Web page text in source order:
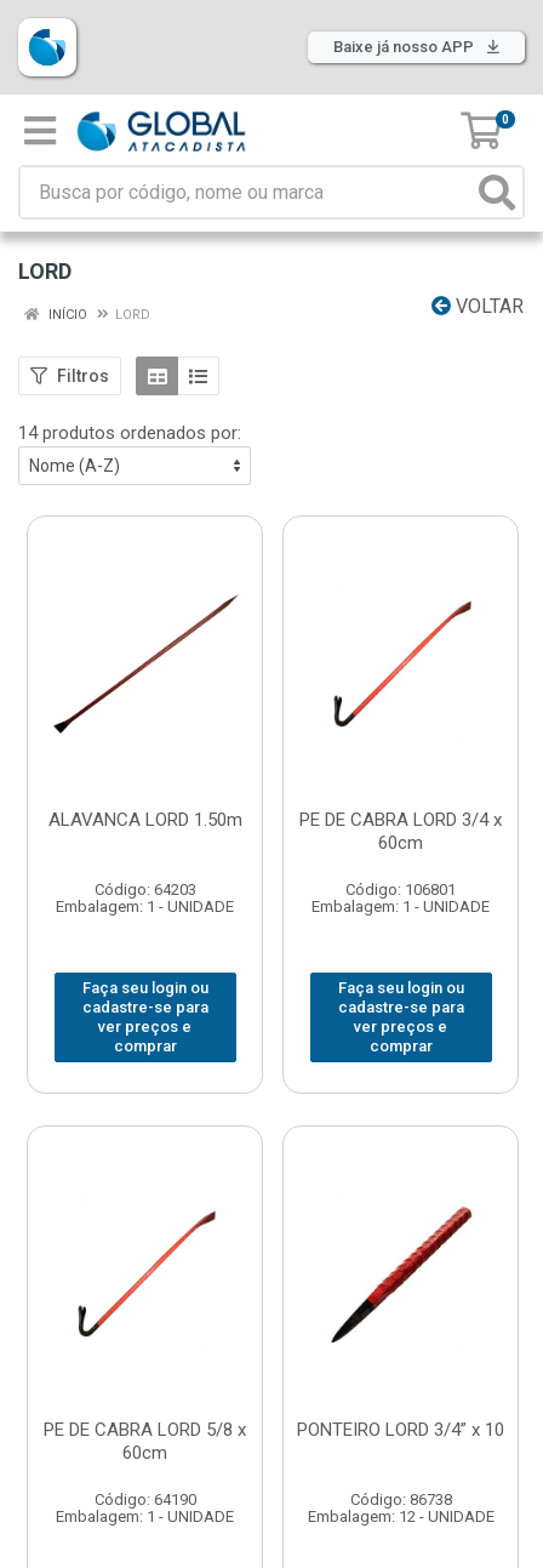
Baixe já nosso APP
0
LORD
VOLTAR
INÍCIO LORD
Filtros
14 produtos ordenados por:
ALAVANCA LORD 1.50m
Código: 64203
Embalagem: 1 - UNIDADE
Faça seu login ou
cadastre-se para
ver preços e
comprar
PE DE CABRA LORD 3/4 x
60cm
Código: 106801
Embalagem: 1 - UNIDADE
Faça seu login ou
cadastre-se para
ver preços e
comprar
PE DE CABRA LORD 5/8 x
60cm
Código: 64190
Embalagem: 1 - UNIDADE
PONTEIRO LORD 3/4” x 10
Código: 86738
Embalagem: 12 - UNIDADE